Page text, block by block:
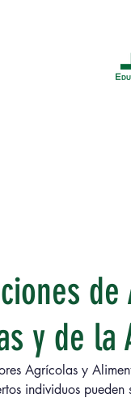
y de la
Agrícolas y
individuos